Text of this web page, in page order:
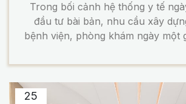
Trong bối cảnh hệ thống y tế
đầu tư bài bản, nhu cầu xây
bệnh viện, phòng khám ngày một
công bệnh viện là lĩnh vực có
cao, liên quan trực
25